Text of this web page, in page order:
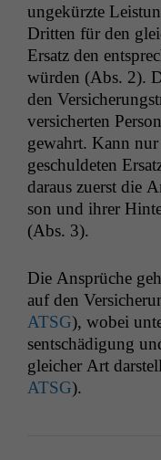
ungekürzte
Drit­ten für den
Ersatz den
wür­den (Abs. 2).
den
ver­sicherten
gewahrt. Kann
geschulde­ten
daraus zuerst die
son und ihrer
(Abs. 3).
Die Ansprüche
auf den
ATSG), wobei
sentschädi­gung
gle­ich­er Art
ATSG).